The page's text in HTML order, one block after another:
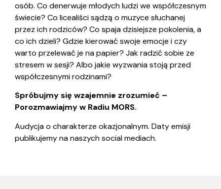
osób. Co denerwuje młodych ludzi we współczesnym
świecie? Co licealiści sądzą o muzyce słuchanej
przez ich rodziców? Co spaja dzisiejsze pokolenia, a
co ich dzieli? Gdzie kierować swoje emocje i czy
warto przelewać je na papier? Jak radzić sobie ze
stresem w sesji? Albo jakie wyzwania stoją przed
współczesnymi rodzinami?
Spróbujmy się wzajemnie zrozumieć –
Porozmawiajmy w Radiu MORS.
Audycja o charakterze okazjonalnym. Daty emisji
publikujemy na naszych social mediach.